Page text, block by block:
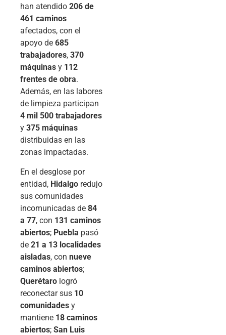
han atendido 206 de
461 caminos
afectados, con el
apoyo de 685
trabajadores, 370
máquinas y 112
frentes de obra.
Además, en las labores
de limpieza participan
4 mil 500 trabajadores
y 375 máquinas
distribuidas en las
zonas impactadas.
En el desglose por
entidad, Hidalgo redujo
sus comunidades
incomunicadas de 84
a 77, con 131 caminos
abiertos; Puebla pasó
de 21 a 13 localidades
aisladas, con nueve
caminos abiertos;
Querétaro logró
reconectar sus 10
comunidades y
mantiene 18 caminos
abiertos; San Luis